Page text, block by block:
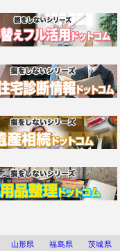
山形県 福島県 茨城県